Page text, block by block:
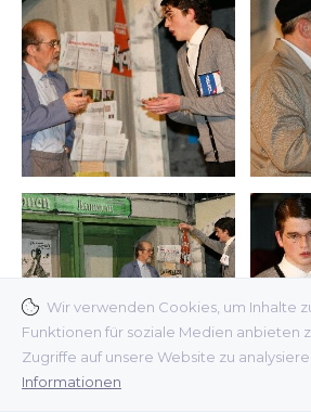
Wir verwenden Cookies, um Inhalte
Funktionen für soziale Medien anbieten
Zugriffe auf unsere Website zu
Informationen